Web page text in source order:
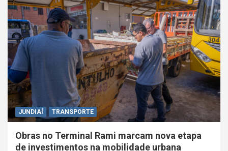
JUNDIAÍ TRANSPORTE
Obras no Terminal Rami marcam nova etapa
de investimentos na mobilidade urbana